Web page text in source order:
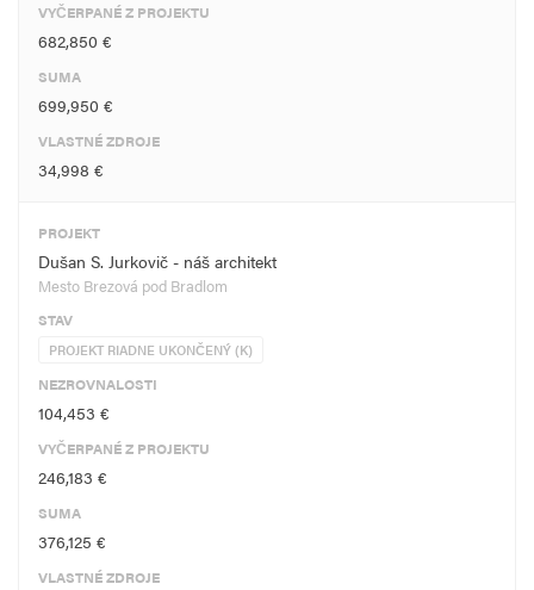
VYČERPANÉ Z PROJEKTU
682,850 €
SUMA
699,950 €
VLASTNÉ ZDROJE
34,998 €
PROJEKT
Dušan S. Jurkovič - náš architekt
Mesto Brezová pod Bradlom
STAV
PROJEKT RIADNE UKONČENÝ (K)
NEZROVNALOSTI
104,453 €
VYČERPANÉ Z PROJEKTU
246,183 €
SUMA
376,125 €
VLASTNÉ ZDROJE